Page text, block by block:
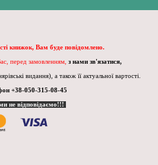
книжок, Вам буде повідомлено.
перед замовленням, з нами зв'язатися,
видання), а також її актуальної вартості.
+38-050-315-08-45
не відповідаємо!!!